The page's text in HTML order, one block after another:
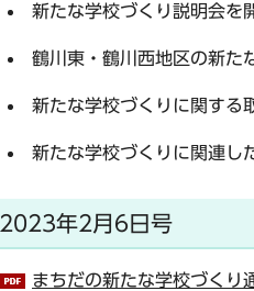
新たな学校づくり説明会を
鶴川東・鶴川西地区の新た
新たな学校づくりに関する
新たな学校づくりに関連し
2023年2月6日号
まちだの新たな学校づく